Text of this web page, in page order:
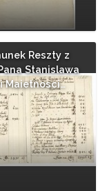
Reszty z
Stanislawa
Maietnosci…